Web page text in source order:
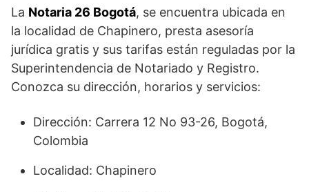
La Notaria 26 Bogotá, se encuentra ubicada en
la localidad de Chapinero, presta asesoría
jurídica gratis y sus tarifas están reguladas por la
Superintendencia de Notariado y Registro.
Conozca su dirección, horarios y servicios:
Dirección: Carrera 12 No 93-26, Bogotá,
Colombia
Localidad: Chapinero